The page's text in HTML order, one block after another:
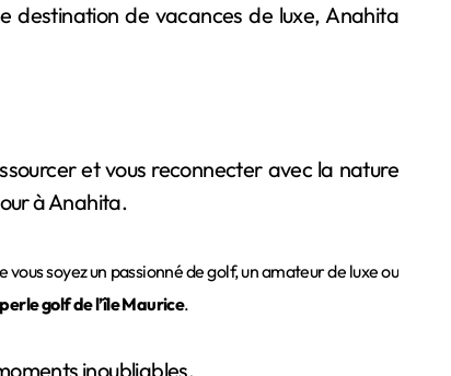
destination de vacances de luxe, Anahita
et vous reconnecter avec la nature
à Anahita.
soyez un passionné de golf, un amateur de luxe ou
perle golf de l’île Maurice.
inoubliables.